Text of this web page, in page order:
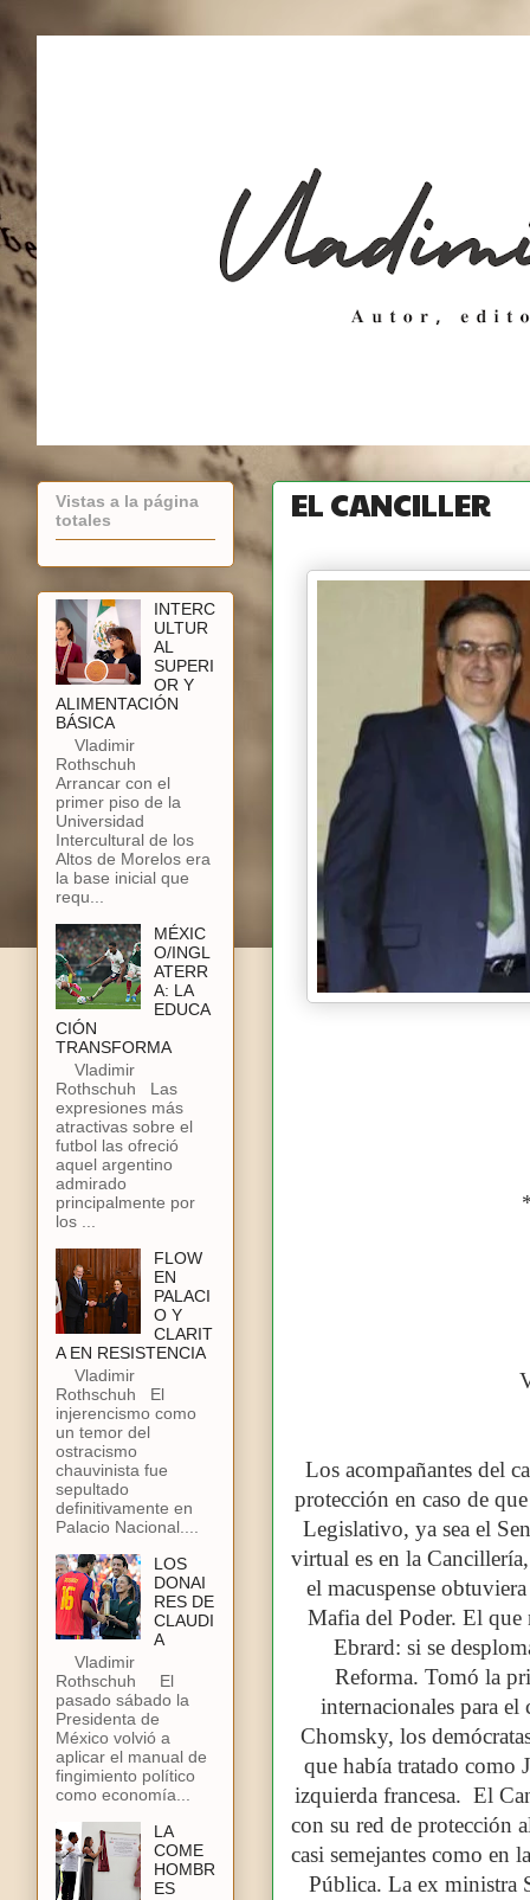
EL CANCILLER
Los acompañantes del
protección en caso de
Legislativo, ya sea el
virtual es en la
el macuspense
Mafia del Poder. El
Ebrard: si se
Reforma. Tomó la
internacionales para
Chomsky, los
que había tratado como
izquierda francesa. El
con su red de protección
casi semejantes como en
Pública. La ex ministra
Vistas a la página
totales
INTERC
ULTUR
AL
SUPERI
OR Y
ALIMENTACIÓN
BÁSICA
Vladimir
Rothschuh
Arrancar con el
primer piso de la
Universidad
Intercultural de los
Altos de Morelos era
la base inicial que
requ...
MÉXIC
O/INGL
ATERR
A: LA
EDUCA
CIÓN
TRANSFORMA
Vladimir
Rothschuh Las
expresiones más
atractivas sobre el
futbol las ofreció
aquel argentino
admirado
principalmente por
los ...
FLOW
EN
PALACI
O Y
CLARIT
A EN RESISTENCIA
Vladimir
Rothschuh El
injerencismo como
un temor del
ostracismo
chauvinista fue
sepultado
definitivamente en
Palacio Nacional....
LOS
DONAI
RES DE
CLAUDI
A
Vladimir
Rothschuh El
pasado sábado la
Presidenta de
México volvió a
aplicar el manual de
fingimiento político
como economía...
LA
COME
HOMBR
ES